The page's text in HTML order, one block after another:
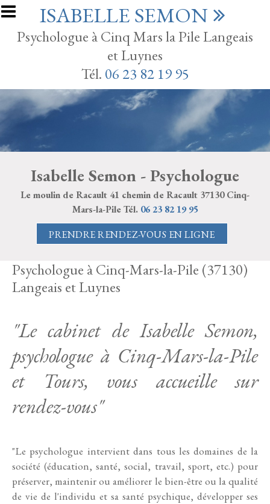
Aller au contenu principal
ISABELLE SEMON
Psychologue à Cinq Mars la Pile Langeais
et Luynes
Tél. 06 23 82 19 95
Isabelle Semon - Psychologue
Le moulin de Racault 41 chemin de Racault 37130 Cinq-
Mars-la-Pile Tél. 06 23 82 19 95
PRENDRE RENDEZ-VOUS EN LIGNE
Psychologue à Cinq-Mars-la-Pile (37130)
Langeais et Luynes
"Le cabinet de Isabelle Semon,
psychologue à Cinq-Mars-la-Pile
et Tours, vous accueille sur
rendez-vous"
"Le psychologue intervient dans tous les domaines de la
société (éducation, santé, social, travail, sport, etc.) pour
préserver, maintenir ou améliorer le bien-être ou la qualité
de vie de l'individu et sa santé psychique, développer ses